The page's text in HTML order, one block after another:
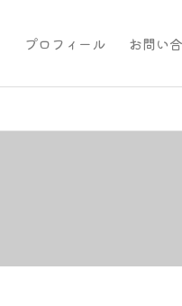
プロフィール お問い